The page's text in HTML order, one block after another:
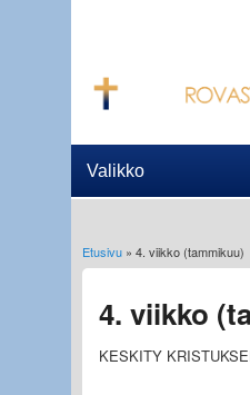
Olet täällä
Etusivu» 4. viikko (tammikuu)
4. viikko
KESKITY